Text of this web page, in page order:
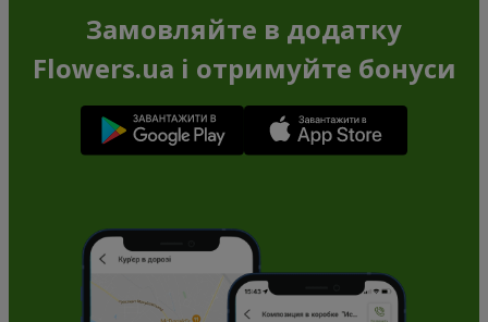
Замовляйте в додатку
Flowers.ua і отримуйте бонуси